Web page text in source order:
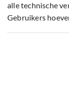
alle technische
Gebruikers